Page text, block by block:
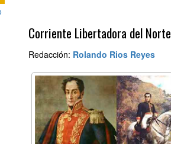
Corriente Libertadora del Norte
Redacción: Rolando Rios Reyes